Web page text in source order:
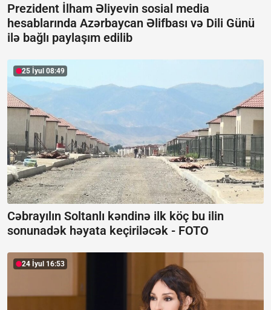
Prezident İlham Əliyevin sosial media
hesablarında Azərbaycan Əlifbası və Dili Günü
ilə bağlı paylaşım edilib
25 İyul 08:49
Cəbrayılın Soltanlı kəndinə ilk köç bu ilin
sonunadək həyata keçiriləcək - FOTO
24 İyul 16:53